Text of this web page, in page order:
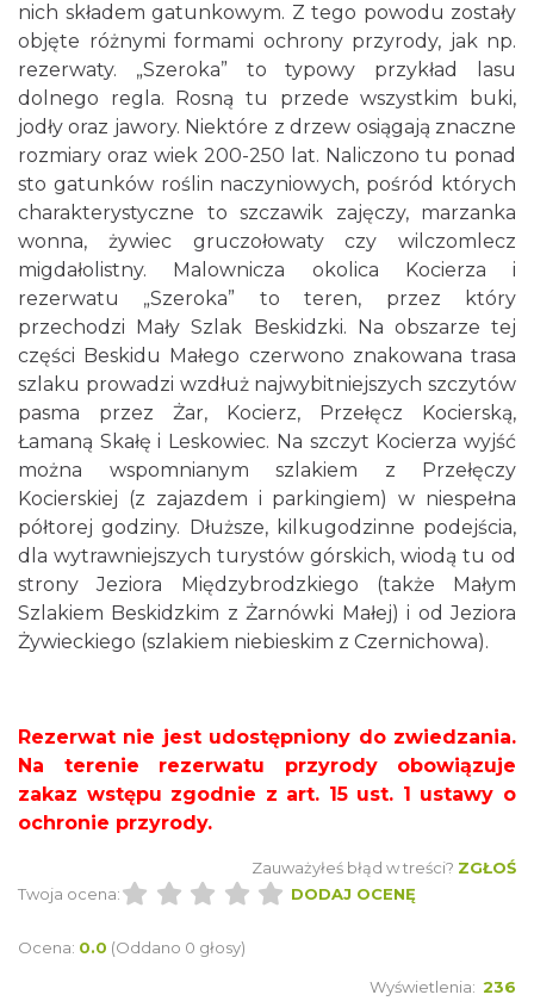
nich składem gatunkowym. Z tego powodu zostały
objęte różnymi formami ochrony przyrody, jak np.
rezerwaty. „Szeroka” to typowy przykład lasu
dolnego regla. Rosną tu przede wszystkim buki,
jodły oraz jawory. Niektóre z drzew osiągają znaczne
rozmiary oraz wiek 200-250 lat. Naliczono tu ponad
sto gatunków roślin naczyniowych, pośród których
charakterystyczne to szczawik zajęczy, marzanka
wonna, żywiec gruczołowaty czy wilczomlecz
migdałolistny. Malownicza okolica Kocierza i
rezerwatu „Szeroka” to teren, przez który
przechodzi Mały Szlak Beskidzki. Na obszarze tej
części Beskidu Małego czerwono znakowana trasa
szlaku prowadzi wzdłuż najwybitniejszych szczytów
pasma przez Żar, Kocierz, Przełęcz Kocierską,
Łamaną Skałę i Leskowiec. Na szczyt Kocierza wyjść
można wspomnianym szlakiem z Przełęczy
Kocierskiej (z zajazdem i parkingiem) w niespełna
półtorej godziny. Dłuższe, kilkugodzinne podejścia,
dla wytrawniejszych turystów górskich, wiodą tu od
strony Jeziora Międzybrodzkiego (także Małym
Szlakiem Beskidzkim z Żarnówki Małej) i od Jeziora
Żywieckiego (szlakiem niebieskim z Czernichowa).
Rezerwat nie jest udostępniony do zwiedzania.
Na terenie rezerwatu przyrody obowiązuje
zakaz wstępu zgodnie z art. 15 ust. 1 ustawy o
ochronie przyrody.
Zauważyłeś błąd w treści? ZGŁOŚ
Twoja ocena:
DODAJ OCENĘ
Ocena: 0.0 (Oddano 0 głosy)
Wyświetlenia: 236